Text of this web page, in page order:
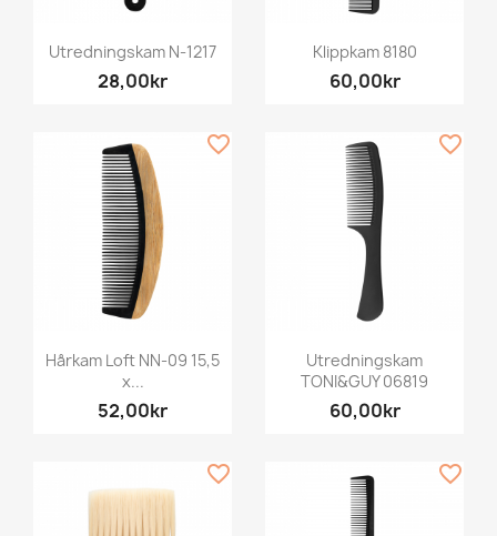
Utredningskam N-1217
28,00kr
Klippkam 8180
60,00kr
Hårkam Loft NN-09 15,5
x...
52,00kr
favorite_border
Utredningskam
TONI&GUY 06819
60,00kr
favorite_border
favorite_border favorite_border